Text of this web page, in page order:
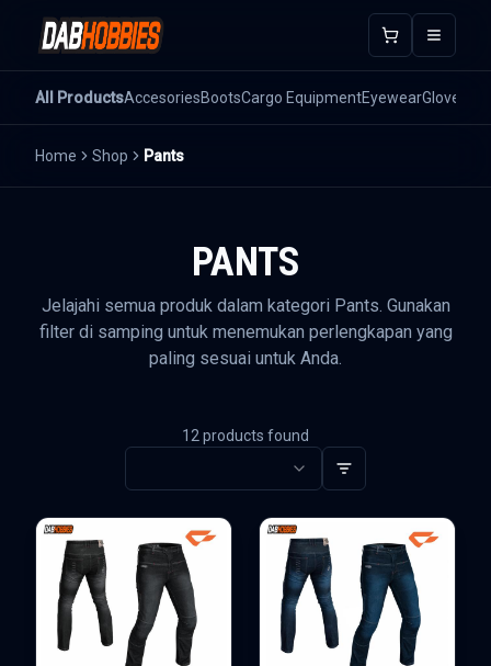
Open
All ProductsAccesoriesBootsCargo EquipmentEyewearGloves
Home Shop Pants
PANTS
Jelajahi semua produk dalam kategori Pants. Gunakan
filter di samping untuk menemukan perlengkapan yang
paling sesuai untuk Anda.
12 products found